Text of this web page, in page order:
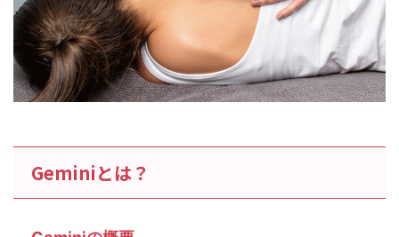
Geminiとは？